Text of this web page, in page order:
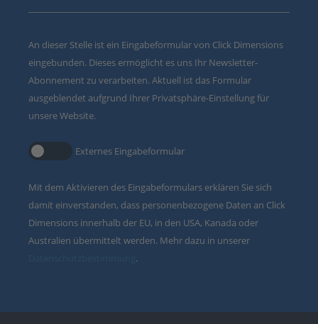
An dieser Stelle ist ein Eingabeformular von Click Dimensions
eingebunden. Dieses ermöglicht es uns Ihr Newsletter-
Abonnement zu verarbeiten. Aktuell ist das Formular
ausgeblendet aufgrund Ihrer Privatsphäre-Einstellung für
unsere Website.
Externes Eingabeformular
Mit dem Aktivieren des Eingabeformulars erklären Sie sich
damit einverstanden, dass personenbezogene Daten an Click
Dimensions innerhalb der EU, in den USA, Kanada oder
Australien übermittelt werden. Mehr dazu in unserer
.